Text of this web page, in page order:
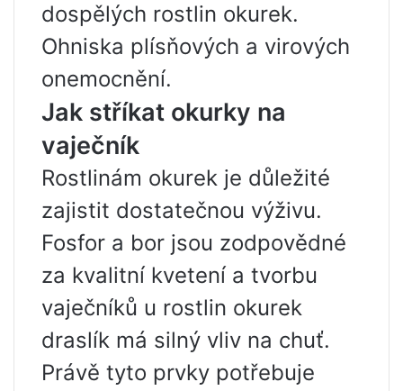
dospělých rostlin okurek.
Ohniska plísňových a virových
onemocnění.
Jak stříkat okurky na
vaječník
Rostlinám okurek je důležité
zajistit dostatečnou výživu.
Fosfor a bor jsou zodpovědné
za kvalitní kvetení a tvorbu
vaječníků u rostlin okurek
draslík má silný vliv na chuť.
Právě tyto prvky potřebuje